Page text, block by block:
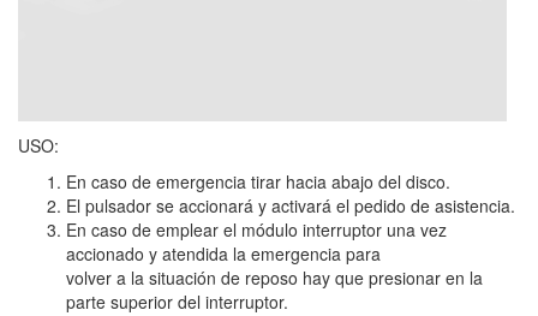
USO:
En caso de emergencia tirar hacia abajo del disco.
El pulsador se accionará y activará el pedido de asistencia.
En caso de emplear el módulo interruptor una vez
accionado y atendida la emergencia para
volver a la situación de reposo hay que presionar en la
parte superior del interruptor.